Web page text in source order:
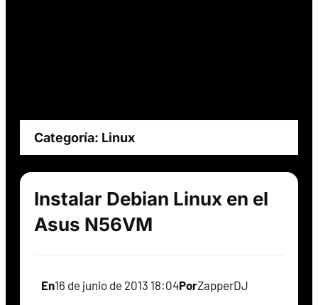
Categoría: Linux
Instalar Debian Linux en el
Asus N56VM
En16 de junio de 2013 18:04PorZapperDJ